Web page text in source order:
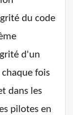
du code
d'un
fois
dans les
pilotes en